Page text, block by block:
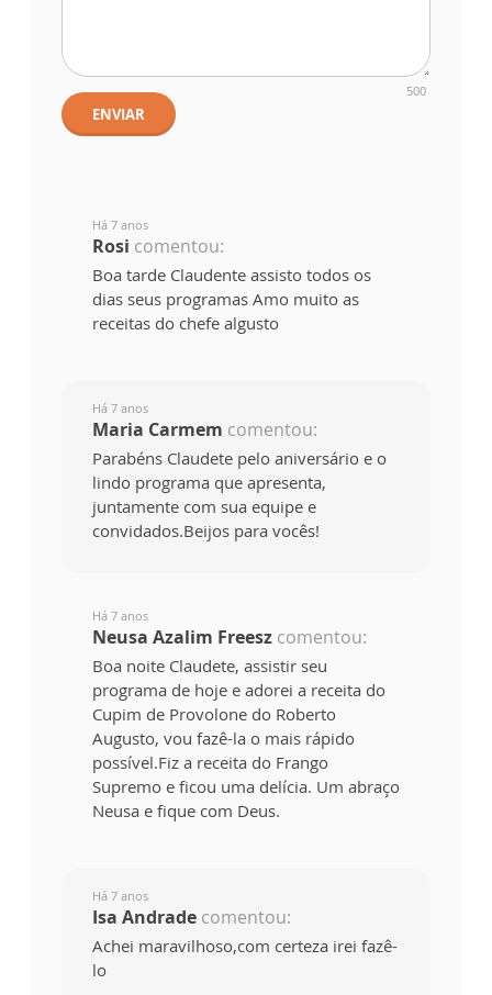
500
ENVIAR
Há 7 anos
Rosi comentou:
Boa tarde Claudente assisto todos os
dias seus programas Amo muito as
receitas do chefe algusto
Há 7 anos
Maria Carmem comentou:
Parabéns Claudete pelo aniversário e o
lindo programa que apresenta,
juntamente com sua equipe e
convidados.Beijos para vocês!
Há 7 anos
Neusa Azalim Freesz comentou:
Boa noite Claudete, assistir seu
programa de hoje e adorei a receita do
Cupim de Provolone do Roberto
Augusto, vou fazê-la o mais rápido
possível.Fiz a receita do Frango
Supremo e ficou uma delícia. Um abraço
Neusa e fique com Deus.
Há 7 anos
Isa Andrade comentou:
Achei maravilhoso,com certeza irei fazê-
lo